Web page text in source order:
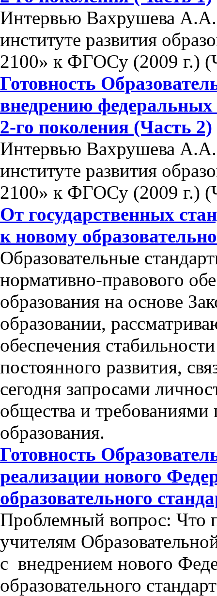
Интервью Вахрушева А.А.
институте развития
2100» к ФГОСу (2009 г.)
Готовность
внедрению федеральных
2-го поколения (Часть 2)
Интервью Вахрушева А.А.
институте развития
2100» к ФГОСу (2009 г.)
От государственных
к новому
Образовательные
нормативно-правового
образования на основе
образовании,
обеспечения
постоянного развития,
сегодня запросами
общества и требованиями
образования.
Готовность
реализации нового
образовательного
Проблемный вопрос: Что
учителям
с внедрением нового
образовательного